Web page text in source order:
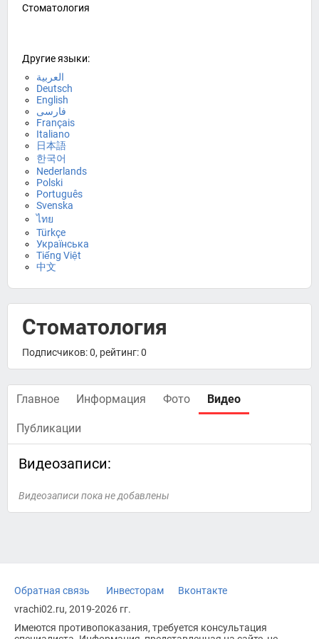
Стоматология
Другие языки:
العربية
Deutsch
English
فارسی
Français
Italiano
日本語
한국어
Nederlands
Polski
Português
Svenska
ไทย
Türkçe
Українська
Tiếng Việt
中文
Стоматология
Подписчиков: 0, рейтинг: 0
Главное Информация Фото Видео
Публикации
Видеозаписи:
Видеозаписи пока не добавлены
Обратная связь Инвесторам
Вконтакте
vrachi02.ru, 2019-2026 гг.
Имеются противопоказания, требуется консультация